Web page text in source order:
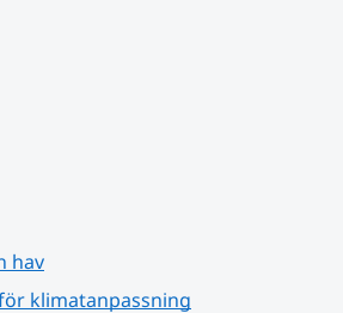
hav
klimatanpassning